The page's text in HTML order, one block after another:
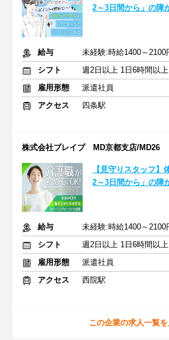
2～3日間から」の障
給与
シフト
週2日以上 1日6時間以上
雇用形態
派遣社員
アクセス
四条駅
株式会社ブレイブ MD京都支店/MD26
【見守りスタッフ
2～3日間から」の障
給与
シフト
週2日以上 1日6時間以上
雇用形態
派遣社員
アクセス
西院駅
この企業の求人一覧を